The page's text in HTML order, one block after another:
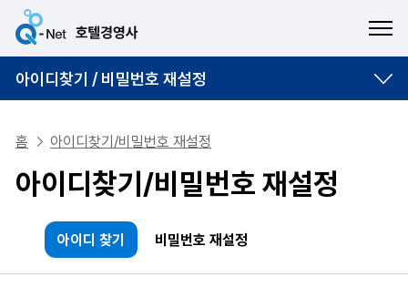
아이디찾기 / 비밀번호 재설정
홈 아이디찾기/비밀번호 재설정
아이디찾기/비밀번호 재설정
아이디 찾기 비밀번호 재설정